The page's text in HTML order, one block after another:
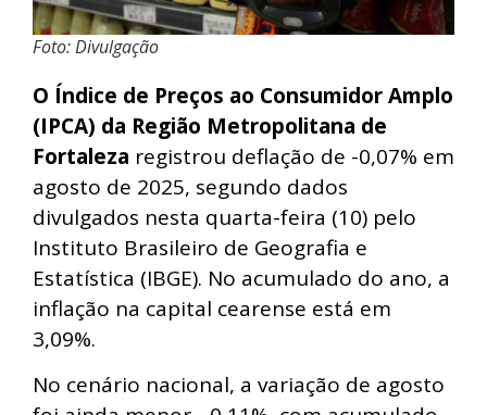
Foto: Divulgação
O Índice de Preços ao Consumidor Amplo
(IPCA) da Região Metropolitana de
Fortaleza registrou deflação de -0,07% em
agosto de 2025, segundo dados
divulgados nesta quarta-feira (10) pelo
Instituto Brasileiro de Geografia e
Estatística (IBGE). No acumulado do ano, a
inflação na capital cearense está em
3,09%.
No cenário nacional, a variação de agosto